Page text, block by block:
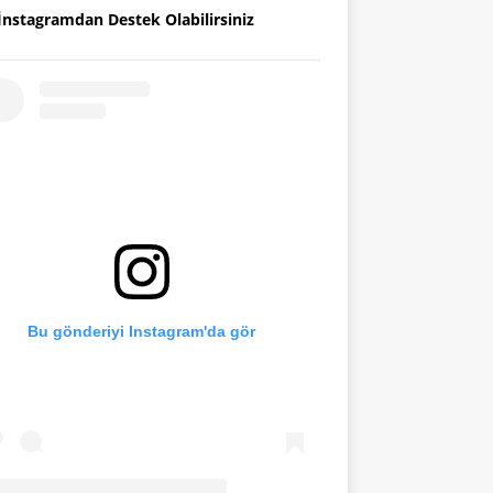
Destek Olabilirsiniz
Bu gönderiyi Instagram'da gör